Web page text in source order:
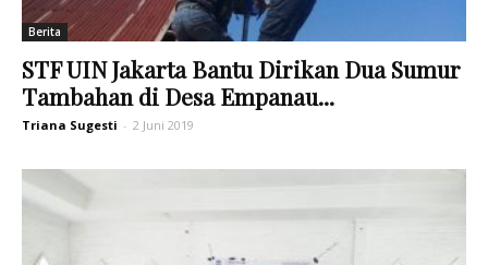
Berita
STF UIN Jakarta Bantu Dirikan Dua Sumur
Tambahan di Desa Empanau...
Triana Sugesti - 2 Juni 2019